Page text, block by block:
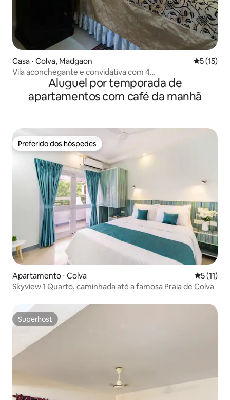
Casa ⋅ Colva, Madgaon 5 de uma
5 (15)
Vila aconchegante e convidativa com 4
quartos|Fechada|Inversor|Wi-Fi|Piscina
Aluguel por temporada de
apartamentos com café da manhã
Preferido dos hóspedes
Preferido dos hóspedes
Apartamento ⋅ Colva 5 de uma
5 (11)
Skyview 1 Quarto, caminhada até a famosa Praia de Colva
Superhost
Superhost